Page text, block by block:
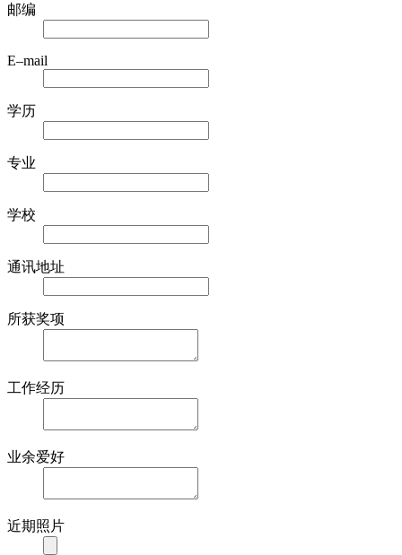
邮编
E–mail
学历
专业
学校
通讯地址
所获奖项
工作经历
业余爱好
近期照片